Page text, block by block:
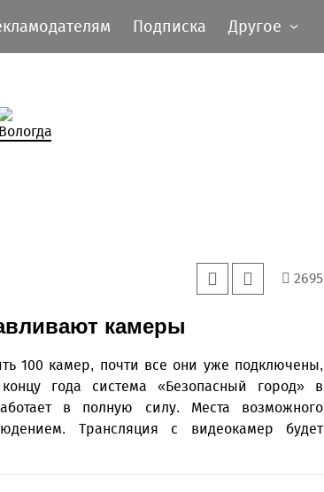
Подписка Другое
2695
камеры
100 камер, почти все они уже подключены,
года система «Безопасный город» в
в полную силу. Места возможного
Трансляция с видеокамер будет